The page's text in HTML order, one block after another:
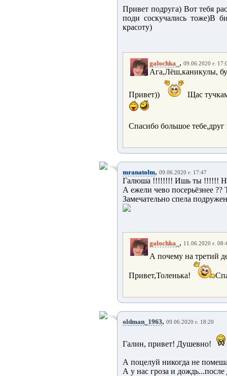
Привет подруга) Вот тебя
поди соскучались тоже)В
красоту)
galochka_ , 09.06.2020 г.
Ага,Лёш,каникулы,
Привет)) Щас
Спасибо большое
mranatolm, 09.06.2020 г. 17:47
Галюша !!!!!!!! Ишь ты !!!!!! На
А ежели чево посерьёзнее
Замечательно спела
galochka_ , 11.06.2020 г.
А почему на третий
Привет,Толенька!
oldman_1963, 09.06.2020 г. 18:20
Галин, привет! Душевно!
А поцелуй никогда не
А у нас гроза и